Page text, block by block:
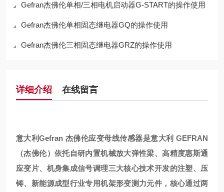
Gefran杰佛伦单相/三相电机启动器G-START的操作使用
Gefran杰佛伦单相固态继电器GQ的操作使用
Gefran杰佛伦三相固态继电器GRZ的操作使用
详细介绍 在线留言
意大利Gefran 杰佛伦应变母线传感器是意大利 GEFRAN
（杰佛伦）依托自研内置机械放大弹性梁、高精度惠斯通
应变片、机身集成信号调理三大核心技术开发的注塑、压
铸、新能源成型行业专用机架形变测力元件，核心通过两